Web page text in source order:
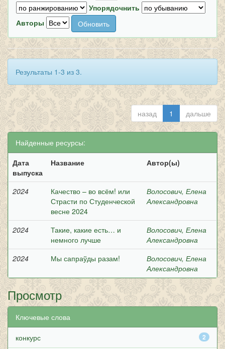
Упорядочнить
Авторы
Результаты 1-3 из 3.
назад 1 дальше
Найденные ресурсы:
Дата
выпуска
Название Автор(ы)
2024
Качество – во всём! или
Страсти по Студенческой
весне 2024
Волосович, Елена
Александровна
2024
Такие, какие есть… и
немного лучше
Волосович, Елена
Александровна
2024
Мы сапраўды разам!
Волосович, Елена
Александровна
Просмотр
Ключевые слова
2
конкурс